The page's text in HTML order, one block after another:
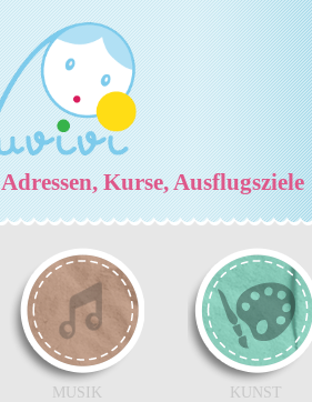
Kurse,
MUSIK KUNST